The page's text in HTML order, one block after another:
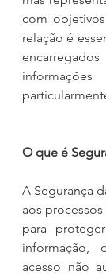
com
relação é
O que é
A Segurança
aos
para
informação,
acesso não